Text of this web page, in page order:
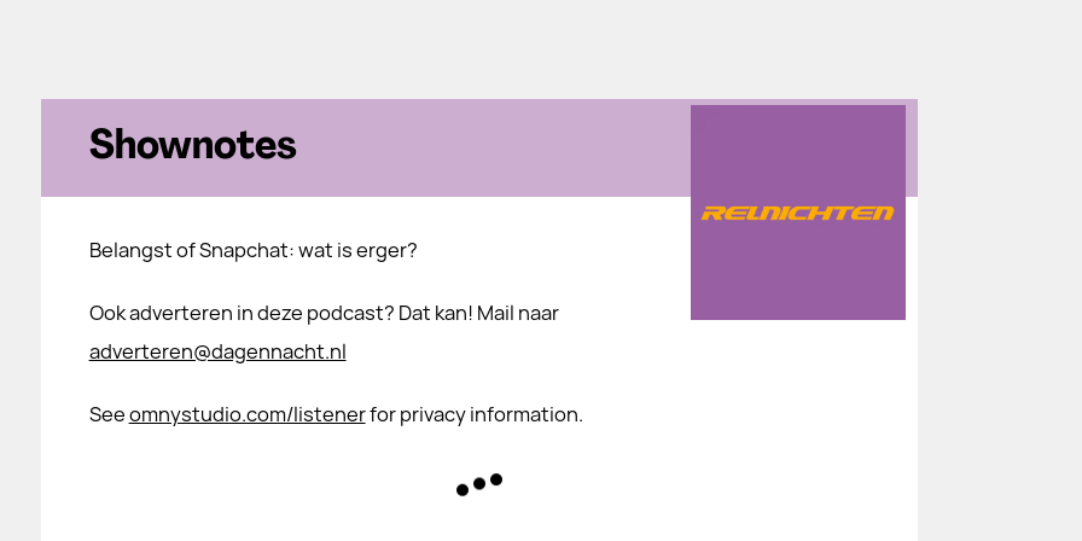
Shownotes
Belangst of Snapchat: wat is erger?
Ook adverteren in deze podcast? Dat kan! Mail naar
adverteren@dagennacht.nl
Seeomnystudio.com/listenerfor privacy information.